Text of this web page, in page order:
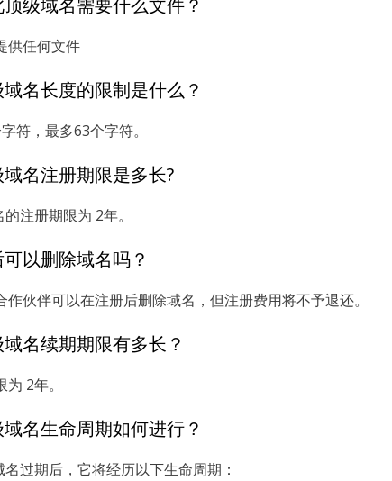
级域名需要什么文件？
供任何文件
名长度的限制是什么？
符，最多63个字符。
名注册期限是多长?
注册期限为 2年。
以删除域名吗？
作伙伴可以在注册后删除域名，但注册费用将不予退还。
名续期期限有多长？
2年。
名生命周期如何进行？
名过期后，它将经历以下生命周期：